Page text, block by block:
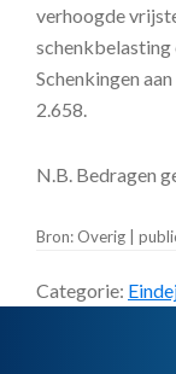
verhoogde
schenkbelasting
Schenkingen
2.658.
N.B. Bedragen
Bron: Overig |
Categorie: